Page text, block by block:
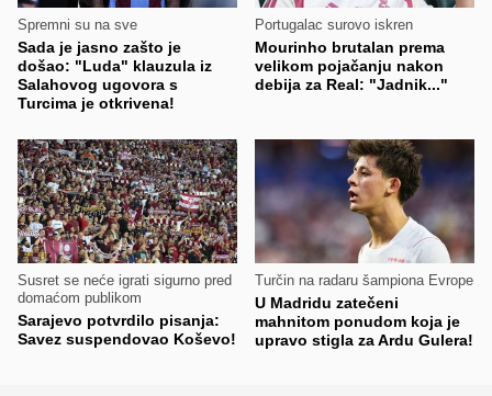
Spremni su na sve
Sada je jasno zašto je
došao: "Luda" klauzula iz
Salahovog ugovora s
Turcima je otkrivena!
Portugalac surovo iskren
Mourinho brutalan prema
velikom pojačanju nakon
debija za Real: "Jadnik..."
Susret se neće igrati sigurno pred
domaćom publikom
Sarajevo potvrdilo pisanja:
Savez suspendovao Koševo!
Turčin na radaru šampiona Evrope
U Madridu zatečeni
mahnitom ponudom koja je
upravo stigla za Ardu Gulera!